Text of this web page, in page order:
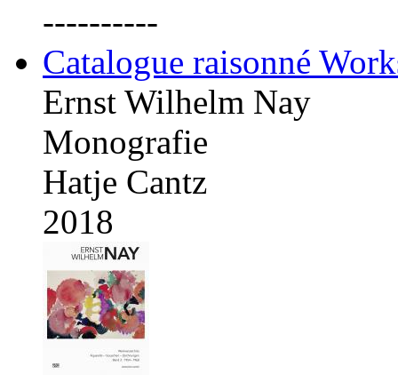
----------
Catalogue raisonné
Ernst Wilhelm Nay
Monografie
Hatje Cantz
2018